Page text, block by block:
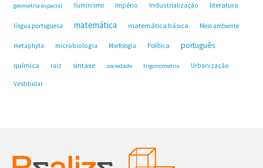
geometria espacial Iluminismo Império Industrialização literatura
língua portuguesa matemática matemática básica Meio ambiente
metaphyta microbiologia Morfologia Política português
química raiz sintaxe sociedade trigonometria Urbanização
Vestibular